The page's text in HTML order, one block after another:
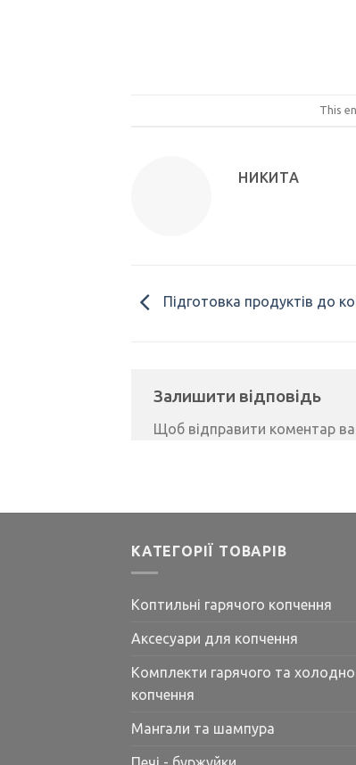
This
НИКИТА
Підготовка продуктів до
Залишити відповідь
Щоб відправити коментар
КАТЕГОРІЇ ТОВАРІВ
Коптильні гарячого копчення
Аксесуари для копчення
Комплекти гарячого та
копчення
Мангали та шампура